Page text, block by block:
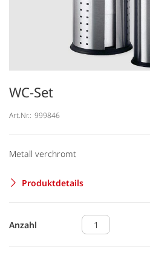
WC-Set
Art.Nr.: 999846
Metall verchromt
Produktdetails
Anzahl